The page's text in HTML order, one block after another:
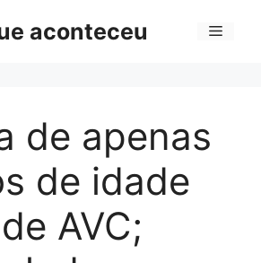
aconteceu Menu
de apenas
de idade
AVC;